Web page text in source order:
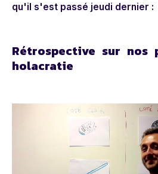
qu'il s'est passé jeudi dernier :
Rétrospective sur nos
holacratie